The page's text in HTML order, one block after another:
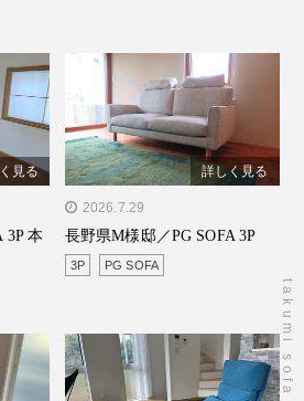
見る
3P 本
" alt="長野県M様邸／PG
SOFA 3P"/>
詳しく見る
2026.7.29
長野県M様邸／PG SOFA 3P
3P PG SOFA